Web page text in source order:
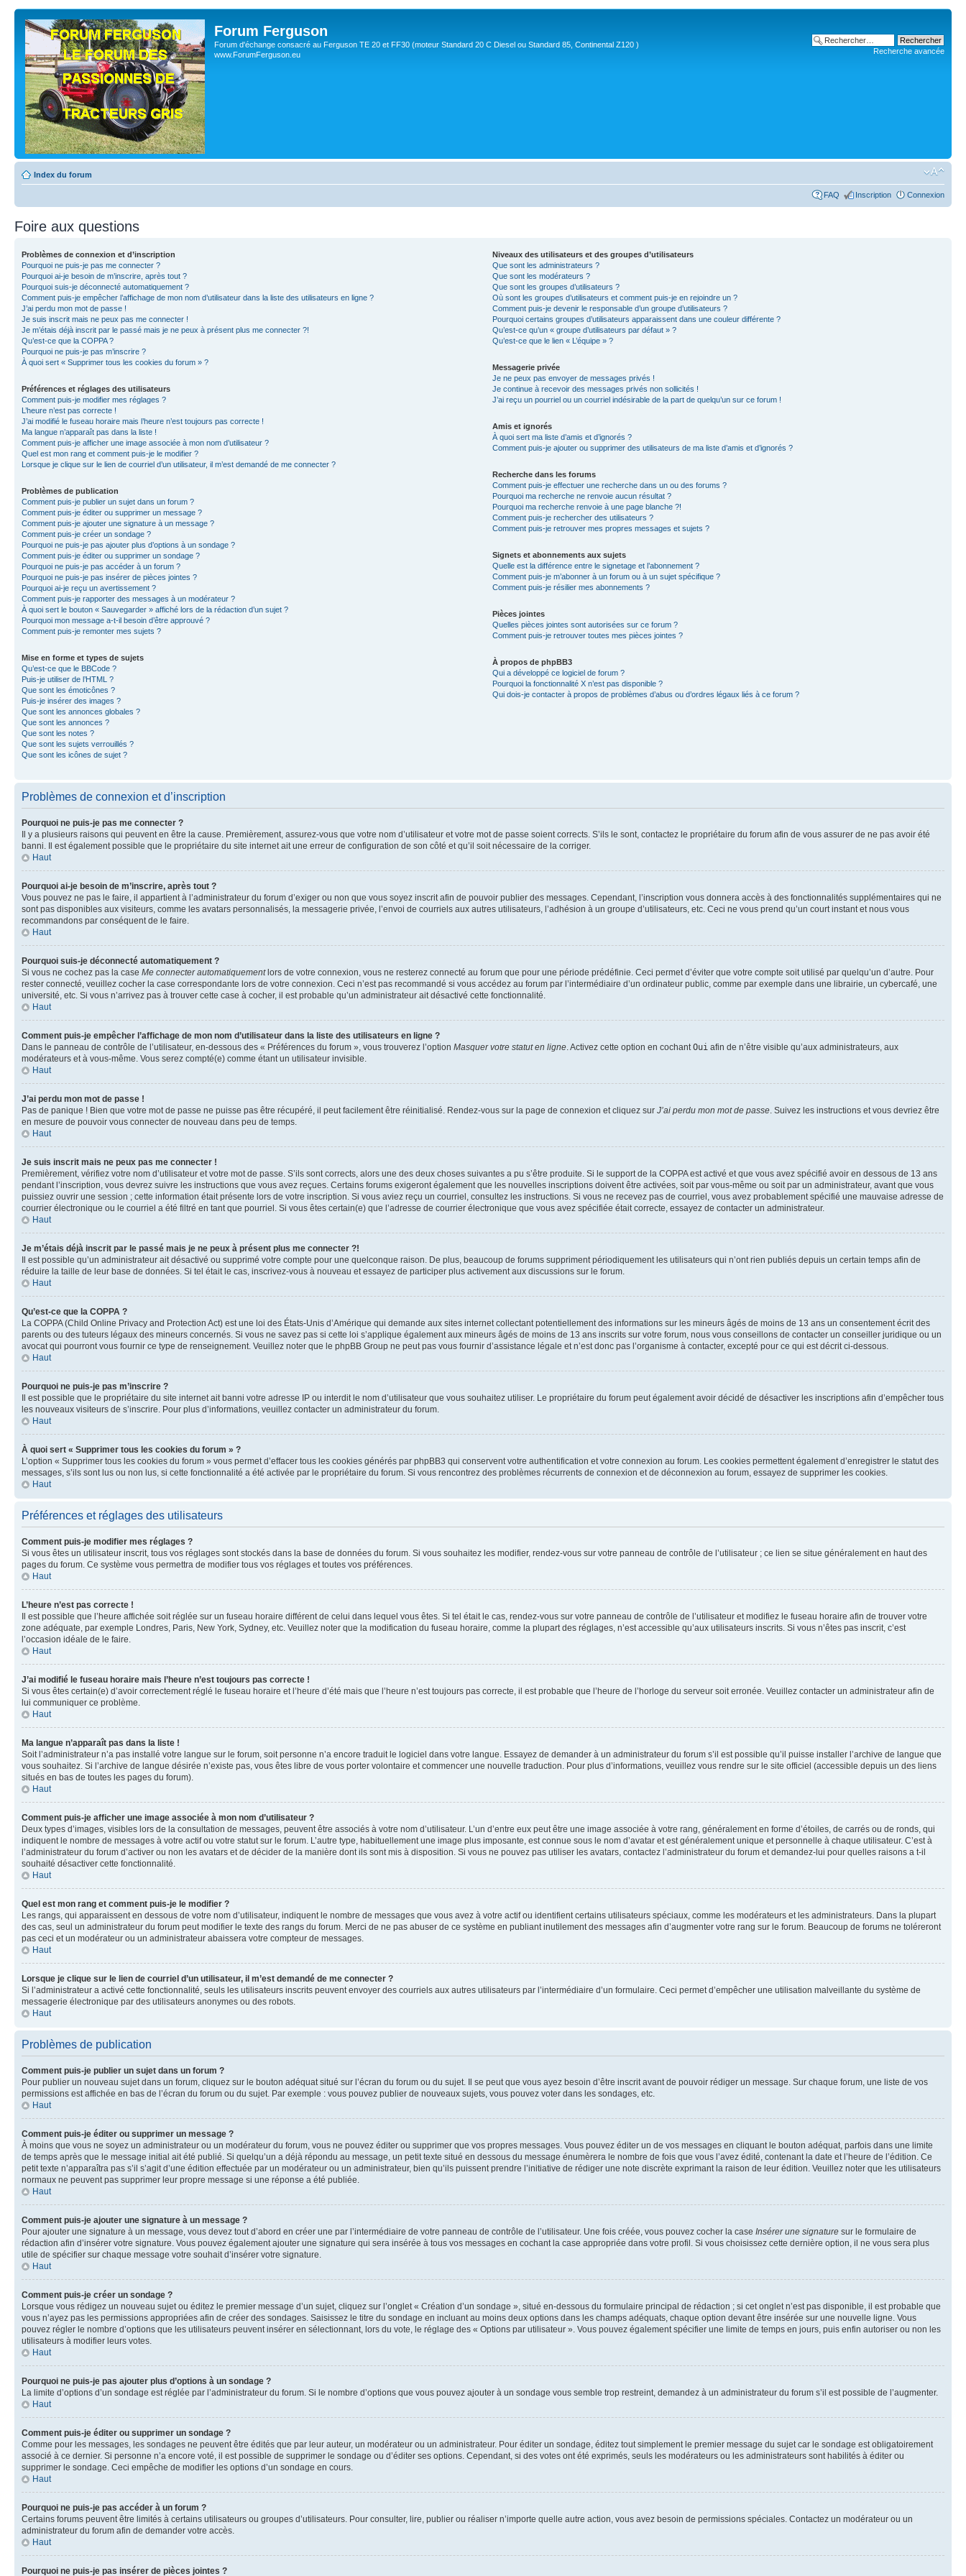
Forum Ferguson
Forum d'échange consacré au Ferguson TE 20 et FF30 (moteur Standard 20 C Diesel ou Standard 85, Continental Z120 )
www.ForumFerguson.eu
Recherche avancée
Index du forum
FAQ Inscription Connexion
Foire aux questions
Problèmes de connexion et d’inscription
Pourquoi ne puis-je pas me connecter ?
Pourquoi ai-je besoin de m’inscrire, après tout ?
Pourquoi suis-je déconnecté automatiquement ?
Comment puis-je empêcher l’affichage de mon nom d’utilisateur dans la liste des utilisateurs en ligne ?
J’ai perdu mon mot de passe !
Je suis inscrit mais ne peux pas me connecter !
Je m’étais déjà inscrit par le passé mais je ne peux à présent plus me connecter ?!
Qu’est-ce que la COPPA ?
Pourquoi ne puis-je pas m’inscrire ?
À quoi sert « Supprimer tous les cookies du forum » ?
Préférences et réglages des utilisateurs
Comment puis-je modifier mes réglages ?
L’heure n’est pas correcte !
J’ai modifié le fuseau horaire mais l’heure n’est toujours pas correcte !
Ma langue n’apparaît pas dans la liste !
Comment puis-je afficher une image associée à mon nom d’utilisateur ?
Quel est mon rang et comment puis-je le modifier ?
Lorsque je clique sur le lien de courriel d’un utilisateur, il m’est demandé de me connecter ?
Problèmes de publication
Comment puis-je publier un sujet dans un forum ?
Comment puis-je éditer ou supprimer un message ?
Comment puis-je ajouter une signature à un message ?
Comment puis-je créer un sondage ?
Pourquoi ne puis-je pas ajouter plus d’options à un sondage ?
Comment puis-je éditer ou supprimer un sondage ?
Pourquoi ne puis-je pas accéder à un forum ?
Pourquoi ne puis-je pas insérer de pièces jointes ?
Pourquoi ai-je reçu un avertissement ?
Comment puis-je rapporter des messages à un modérateur ?
À quoi sert le bouton « Sauvegarder » affiché lors de la rédaction d’un sujet ?
Pourquoi mon message a-t-il besoin d’être approuvé ?
Comment puis-je remonter mes sujets ?
Mise en forme et types de sujets
Qu’est-ce que le BBCode ?
Puis-je utiliser de l’HTML ?
Que sont les émoticônes ?
Puis-je insérer des images ?
Que sont les annonces globales ?
Que sont les annonces ?
Que sont les notes ?
Que sont les sujets verrouillés ?
Que sont les icônes de sujet ?
Niveaux des utilisateurs et des groupes d’utilisateurs
Que sont les administrateurs ?
Que sont les modérateurs ?
Que sont les groupes d’utilisateurs ?
Où sont les groupes d’utilisateurs et comment puis-je en rejoindre un ?
Comment puis-je devenir le responsable d’un groupe d’utilisateurs ?
Pourquoi certains groupes d’utilisateurs apparaissent dans une couleur différente ?
Qu’est-ce qu’un « groupe d’utilisateurs par défaut » ?
Qu’est-ce que le lien « L’équipe » ?
Messagerie privée
Je ne peux pas envoyer de messages privés !
Je continue à recevoir des messages privés non sollicités !
J’ai reçu un pourriel ou un courriel indésirable de la part de quelqu’un sur ce forum !
Amis et ignorés
À quoi sert ma liste d’amis et d’ignorés ?
Comment puis-je ajouter ou supprimer des utilisateurs de ma liste d’amis et d’ignorés ?
Recherche dans les forums
Comment puis-je effectuer une recherche dans un ou des forums ?
Pourquoi ma recherche ne renvoie aucun résultat ?
Pourquoi ma recherche renvoie à une page blanche ?!
Comment puis-je rechercher des utilisateurs ?
Comment puis-je retrouver mes propres messages et sujets ?
Signets et abonnements aux sujets
Quelle est la différence entre le signetage et l’abonnement ?
Comment puis-je m’abonner à un forum ou à un sujet spécifique ?
Comment puis-je résilier mes abonnements ?
Pièces jointes
Quelles pièces jointes sont autorisées sur ce forum ?
Comment puis-je retrouver toutes mes pièces jointes ?
À propos de phpBB3
Qui a développé ce logiciel de forum ?
Pourquoi la fonctionnalité X n’est pas disponible ?
Qui dois-je contacter à propos de problèmes d’abus ou d’ordres légaux liés à ce forum ?
Problèmes de connexion et d’inscription
Pourquoi ne puis-je pas me connecter ?
Il y a plusieurs raisons qui peuvent en être la cause. Premièrement, assurez-vous que votre nom d’utilisateur et votre mot de passe soient corrects. S’ils le sont, contactez le propriétaire du forum afin de vous assurer de ne pas avoir été
banni. Il est également possible que le propriétaire du site internet ait une erreur de configuration de son côté et qu’il soit nécessaire de la corriger.
Haut
Pourquoi ai-je besoin de m’inscrire, après tout ?
Vous pouvez ne pas le faire, il appartient à l’administrateur du forum d’exiger ou non que vous soyez inscrit afin de pouvoir publier des messages. Cependant, l’inscription vous donnera accès à des fonctionnalités supplémentaires qui ne
sont pas disponibles aux visiteurs, comme les avatars personnalisés, la messagerie privée, l’envoi de courriels aux autres utilisateurs, l’adhésion à un groupe d’utilisateurs, etc. Ceci ne vous prend qu’un court instant et nous vous
recommandons par conséquent de le faire.
Haut
Pourquoi suis-je déconnecté automatiquement ?
Si vous ne cochez pas la case Me connecter automatiquementlors de votre connexion, vous ne resterez connecté au forum que pour une période prédéfinie. Ceci permet d’éviter que votre compte soit utilisé par quelqu’un d’autre. Pour
rester connecté, veuillez cocher la case correspondante lors de votre connexion. Ceci n’est pas recommandé si vous accédez au forum par l’intermédiaire d’un ordinateur public, comme par exemple dans une librairie, un cybercafé, une
université, etc. Si vous n’arrivez pas à trouver cette case à cocher, il est probable qu’un administrateur ait désactivé cette fonctionnalité.
Haut
Comment puis-je empêcher l’affichage de mon nom d’utilisateur dans la liste des utilisateurs en ligne ?
Dans le panneau de contrôle de l’utilisateur, en-dessous des « Préférences du forum », vous trouverez l’option Masquer votre statut en ligne. Activez cette option en cochantOui afin de n’être visible qu’aux administrateurs, aux
modérateurs et à vous-même. Vous serez compté(e) comme étant un utilisateur invisible.
Haut
J’ai perdu mon mot de passe !
Pas de panique ! Bien que votre mot de passe ne puisse pas être récupéré, il peut facilement être réinitialisé. Rendez-vous sur la page de connexion et cliquez sur J’ai perdu mon mot de passe. Suivez les instructions et vous devriez être
en mesure de pouvoir vous connecter de nouveau dans peu de temps.
Haut
Je suis inscrit mais ne peux pas me connecter !
Premièrement, vérifiez votre nom d’utilisateur et votre mot de passe. S’ils sont corrects, alors une des deux choses suivantes a pu s’être produite. Si le support de la COPPA est activé et que vous avez spécifié avoir en dessous de 13 ans
pendant l’inscription, vous devrez suivre les instructions que vous avez reçues. Certains forums exigeront également que les nouvelles inscriptions doivent être activées, soit par vous-même ou soit par un administrateur, avant que vous
puissiez ouvrir une session ; cette information était présente lors de votre inscription. Si vous aviez reçu un courriel, consultez les instructions. Si vous ne recevez pas de courriel, vous avez probablement spécifié une mauvaise adresse de
courrier électronique ou le courriel a été filtré en tant que pourriel. Si vous êtes certain(e) que l’adresse de courrier électronique que vous avez spécifiée était correcte, essayez de contacter un administrateur.
Haut
Je m’étais déjà inscrit par le passé mais je ne peux à présent plus me connecter ?!
Il est possible qu’un administrateur ait désactivé ou supprimé votre compte pour une quelconque raison. De plus, beaucoup de forums suppriment périodiquement les utilisateurs qui n’ont rien publiés depuis un certain temps afin de
réduire la taille de leur base de données. Si tel était le cas, inscrivez-vous à nouveau et essayez de participer plus activement aux discussions sur le forum.
Haut
Qu’est-ce que la COPPA ?
La COPPA (Child Online Privacy and Protection Act) est une loi des États-Unis d’Amérique qui demande aux sites internet collectant potentiellement des informations sur les mineurs âgés de moins de 13 ans un consentement écrit des
parents ou des tuteurs légaux des mineurs concernés. Si vous ne savez pas si cette loi s’applique également aux mineurs âgés de moins de 13 ans inscrits sur votre forum, nous vous conseillons de contacter un conseiller juridique ou un
avocat qui pourront vous fournir ce type de renseignement. Veuillez noter que le phpBB Group ne peut pas vous fournir d’assistance légale et n’est donc pas l’organisme à contacter, excepté pour ce qui est décrit ci-dessous.
Haut
Pourquoi ne puis-je pas m’inscrire ?
Il est possible que le propriétaire du site internet ait banni votre adresse IP ou interdit le nom d’utilisateur que vous souhaitez utiliser. Le propriétaire du forum peut également avoir décidé de désactiver les inscriptions afin d’empêcher tous
les nouveaux visiteurs de s’inscrire. Pour plus d’informations, veuillez contacter un administrateur du forum.
Haut
À quoi sert « Supprimer tous les cookies du forum » ?
L’option « Supprimer tous les cookies du forum » vous permet d’effacer tous les cookies générés par phpBB3 qui conservent votre authentification et votre connexion au forum. Les cookies permettent également d’enregistrer le statut des
messages, s’ils sont lus ou non lus, si cette fonctionnalité a été activée par le propriétaire du forum. Si vous rencontrez des problèmes récurrents de connexion et de déconnexion au forum, essayez de supprimer les cookies.
Haut
Préférences et réglages des utilisateurs
Comment puis-je modifier mes réglages ?
Si vous êtes un utilisateur inscrit, tous vos réglages sont stockés dans la base de données du forum. Si vous souhaitez les modifier, rendez-vous sur votre panneau de contrôle de l’utilisateur ; ce lien se situe généralement en haut des
pages du forum. Ce système vous permettra de modifier tous vos réglages et toutes vos préférences.
Haut
L’heure n’est pas correcte !
Il est possible que l’heure affichée soit réglée sur un fuseau horaire différent de celui dans lequel vous êtes. Si tel était le cas, rendez-vous sur votre panneau de contrôle de l’utilisateur et modifiez le fuseau horaire afin de trouver votre
zone adéquate, par exemple Londres, Paris, New York, Sydney, etc. Veuillez noter que la modification du fuseau horaire, comme la plupart des réglages, n’est accessible qu’aux utilisateurs inscrits. Si vous n’êtes pas inscrit, c’est
l’occasion idéale de le faire.
Haut
J’ai modifié le fuseau horaire mais l’heure n’est toujours pas correcte !
Si vous êtes certain(e) d’avoir correctement réglé le fuseau horaire et l’heure d’été mais que l’heure n’est toujours pas correcte, il est probable que l’heure de l’horloge du serveur soit erronée. Veuillez contacter un administrateur afin de
lui communiquer ce problème.
Haut
Ma langue n’apparaît pas dans la liste !
Soit l’administrateur n’a pas installé votre langue sur le forum, soit personne n’a encore traduit le logiciel dans votre langue. Essayez de demander à un administrateur du forum s’il est possible qu’il puisse installer l’archive de langue que
vous souhaitez. Si l’archive de langue désirée n’existe pas, vous êtes libre de vous porter volontaire et commencer une nouvelle traduction. Pour plus d’informations, veuillez vous rendre sur le site officiel (accessible depuis un des liens
situés en bas de toutes les pages du forum).
Haut
Comment puis-je afficher une image associée à mon nom d’utilisateur ?
Deux types d’images, visibles lors de la consultation de messages, peuvent être associés à votre nom d’utilisateur. L’un d’entre eux peut être une image associée à votre rang, généralement en forme d’étoiles, de carrés ou de ronds, qui
indiquent le nombre de messages à votre actif ou votre statut sur le forum. L’autre type, habituellement une image plus imposante, est connue sous le nom d’avatar et est généralement unique et personnelle à chaque utilisateur. C’est à
l’administrateur du forum d’activer ou non les avatars et de décider de la manière dont ils sont mis à disposition. Si vous ne pouvez pas utiliser les avatars, contactez l’administrateur du forum et demandez-lui pour quelles raisons a t-il
souhaité désactiver cette fonctionnalité.
Haut
Quel est mon rang et comment puis-je le modifier ?
Les rangs, qui apparaissent en dessous de votre nom d’utilisateur, indiquent le nombre de messages que vous avez à votre actif ou identifient certains utilisateurs spéciaux, comme les modérateurs et les administrateurs. Dans la plupart
des cas, seul un administrateur du forum peut modifier le texte des rangs du forum. Merci de ne pas abuser de ce système en publiant inutilement des messages afin d’augmenter votre rang sur le forum. Beaucoup de forums ne toléreront
pas ceci et un modérateur ou un administrateur abaissera votre compteur de messages.
Haut
Lorsque je clique sur le lien de courriel d’un utilisateur, il m’est demandé de me connecter ?
Si l’administrateur a activé cette fonctionnalité, seuls les utilisateurs inscrits peuvent envoyer des courriels aux autres utilisateurs par l’intermédiaire d’un formulaire. Ceci permet d’empêcher une utilisation malveillante du système de
messagerie électronique par des utilisateurs anonymes ou des robots.
Haut
Problèmes de publication
Comment puis-je publier un sujet dans un forum ?
Pour publier un nouveau sujet dans un forum, cliquez sur le bouton adéquat situé sur l’écran du forum ou du sujet. Il se peut que vous ayez besoin d’être inscrit avant de pouvoir rédiger un message. Sur chaque forum, une liste de vos
permissions est affichée en bas de l’écran du forum ou du sujet. Par exemple : vous pouvez publier de nouveaux sujets, vous pouvez voter dans les sondages, etc.
Haut
Comment puis-je éditer ou supprimer un message ?
À moins que vous ne soyez un administrateur ou un modérateur du forum, vous ne pouvez éditer ou supprimer que vos propres messages. Vous pouvez éditer un de vos messages en cliquant le bouton adéquat, parfois dans une limite
de temps après que le message initial ait été publié. Si quelqu’un a déjà répondu au message, un petit texte situé en dessous du message énumèrera le nombre de fois que vous l’avez édité, contenant la date et l’heure de l’édition. Ce
petit texte n’apparaîtra pas s’il s’agit d’une édition effectuée par un modérateur ou un administrateur, bien qu’ils puissent prendre l’initiative de rédiger une note discrète exprimant la raison de leur édition. Veuillez noter que les utilisateurs
normaux ne peuvent pas supprimer leur propre message si une réponse a été publiée.
Haut
Comment puis-je ajouter une signature à un message ?
Pour ajouter une signature à un message, vous devez tout d’abord en créer une par l’intermédiaire de votre panneau de contrôle de l’utilisateur. Une fois créée, vous pouvez cocher la case Insérer une signature sur le formulaire de
rédaction afin d’insérer votre signature. Vous pouvez également ajouter une signature qui sera insérée à tous vos messages en cochant la case appropriée dans votre profil. Si vous choisissez cette dernière option, il ne vous sera plus
utile de spécifier sur chaque message votre souhait d’insérer votre signature.
Haut
Comment puis-je créer un sondage ?
Lorsque vous rédigez un nouveau sujet ou éditez le premier message d’un sujet, cliquez sur l’onglet « Création d’un sondage », situé en-dessous du formulaire principal de rédaction ; si cet onglet n’est pas disponible, il est probable que
vous n’ayez pas les permissions appropriées afin de créer des sondages. Saisissez le titre du sondage en incluant au moins deux options dans les champs adéquats, chaque option devant être insérée sur une nouvelle ligne. Vous
pouvez régler le nombre d’options que les utilisateurs peuvent insérer en sélectionnant, lors du vote, le réglage des « Options par utilisateur ». Vous pouvez également spécifier une limite de temps en jours, puis enfin autoriser ou non les
utilisateurs à modifier leurs votes.
Haut
Pourquoi ne puis-je pas ajouter plus d’options à un sondage ?
La limite d’options d’un sondage est réglée par l’administrateur du forum. Si le nombre d’options que vous pouvez ajouter à un sondage vous semble trop restreint, demandez à un administrateur du forum s’il est possible de l’augmenter.
Haut
Comment puis-je éditer ou supprimer un sondage ?
Comme pour les messages, les sondages ne peuvent être édités que par leur auteur, un modérateur ou un administrateur. Pour éditer un sondage, éditez tout simplement le premier message du sujet car le sondage est obligatoirement
associé à ce dernier. Si personne n’a encore voté, il est possible de supprimer le sondage ou d’éditer ses options. Cependant, si des votes ont été exprimés, seuls les modérateurs ou les administrateurs sont habilités à éditer ou
supprimer le sondage. Ceci empêche de modifier les options d’un sondage en cours.
Haut
Pourquoi ne puis-je pas accéder à un forum ?
Certains forums peuvent être limités à certains utilisateurs ou groupes d’utilisateurs. Pour consulter, lire, publier ou réaliser n’importe quelle autre action, vous avez besoin de permissions spéciales. Contactez un modérateur ou un
administrateur du forum afin de demander votre accès.
Haut
Pourquoi ne puis-je pas insérer de pièces jointes ?